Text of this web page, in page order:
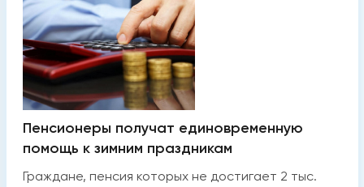
Пенсионеры получат единовременную
помощь к зимним праздникам
Граждане, пенсия которых не достигает 2 тыс.